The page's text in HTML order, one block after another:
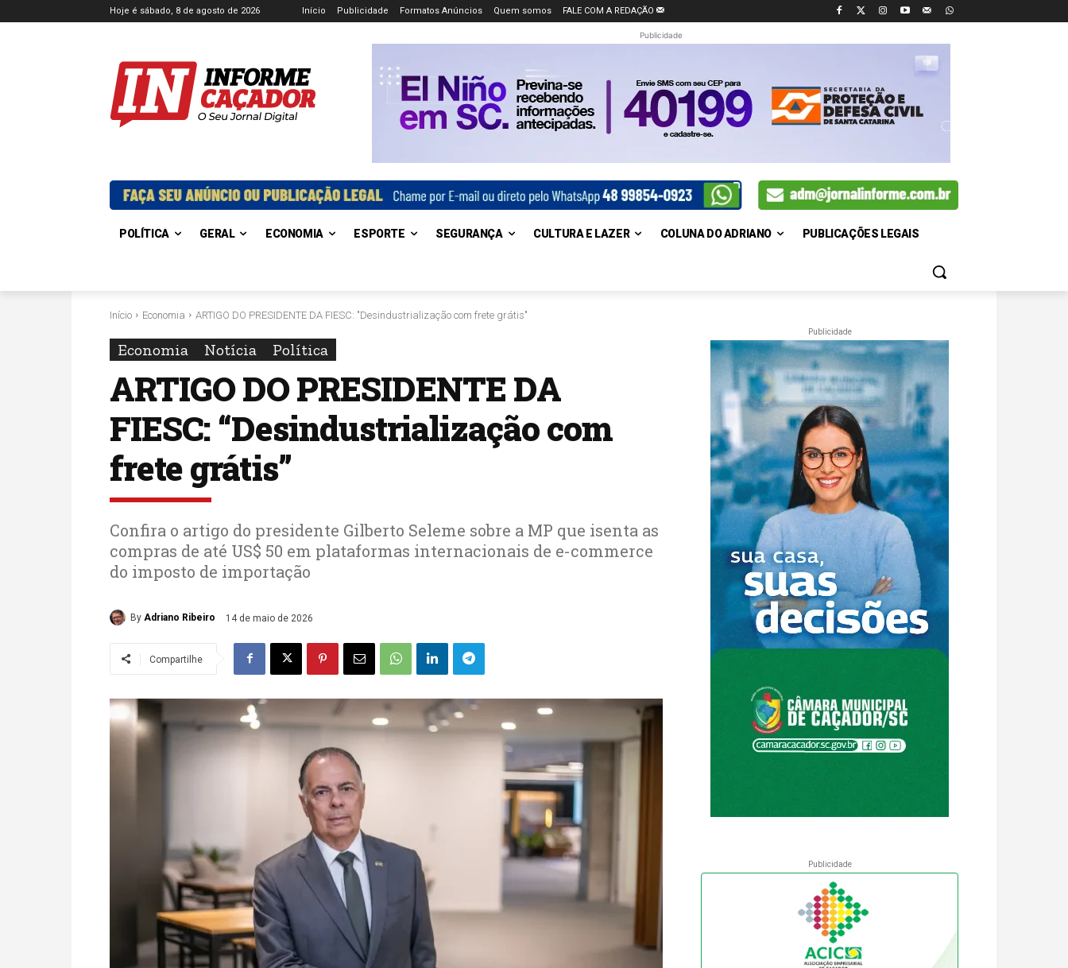
Hoje é sábado, 8 de agosto de 2026 Início Publicidade Formatos Anúncios Quem somos FALE COM A REDAÇÃO
Publicidade
POLÍTICA GERAL ECONOMIA ESPORTE SEGURANÇA CULTURA E LAZER COLUNA DO ADRIANO PUBLICAÇÕES LEGAIS
Início Economia ARTIGO DO PRESIDENTE DA FIESC: "Desindustrialização com frete grátis"
Economia Notícia Política
ARTIGO DO PRESIDENTE DA
FIESC: “Desindustrialização com
frete grátis”
Confira o artigo do presidente Gilberto Seleme sobre a MP que isenta as
compras de até US$ 50 em plataformas internacionais de e-commerce
do imposto de importação
By Adriano Ribeiro 14 de maio de 2026
Compartilhe
Publicidade
Publicidade